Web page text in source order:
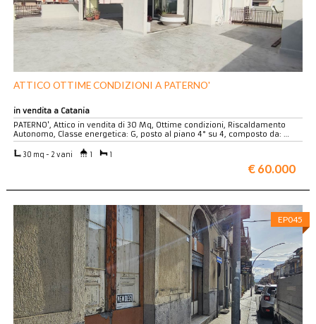
ATTICO OTTIME CONDIZIONI A PATERNO'
in vendita a Catania
PATERNO', Attico in vendita di 30 Mq, Ottime condizioni, Riscaldamento
Autonomo, Classe energetica: G, posto al piano 4° su 4, composto da: …
30 mq - 2 vani 1 1
€ 60.000
EP045